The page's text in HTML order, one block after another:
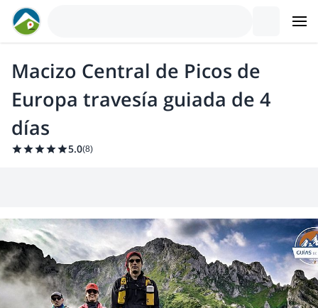
Macizo Central de Picos de
Europa travesía guiada de 4
días
5.0(8)